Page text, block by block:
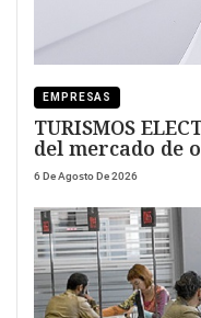
EMPRESAS
TURISMOS
del mercado de
6 De Agosto De 2026